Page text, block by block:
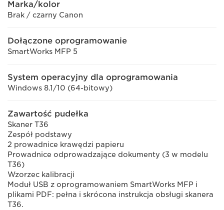
Marka/kolor
Brak / czarny Canon
Dołączone oprogramowanie
SmartWorks MFP 5
System operacyjny dla oprogramowania
Windows 8.1/10 (64-bitowy)
Zawartość pudełka
Skaner T36
Zespół podstawy
2 prowadnice krawędzi papieru
Prowadnice odprowadzające dokumenty (3 w modelu
T36)
Wzorzec kalibracji
Moduł USB z oprogramowaniem SmartWorks MFP i
plikami PDF: pełna i skrócona instrukcja obsługi skanera
T36.